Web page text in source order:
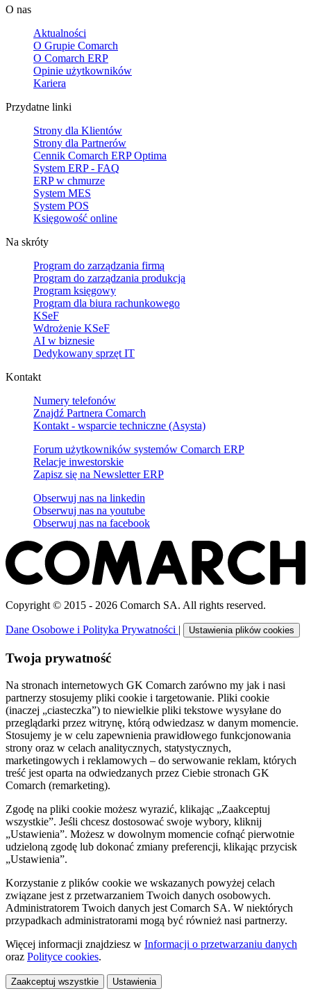
O nas
Aktualności
O Grupie Comarch
O Comarch ERP
Opinie użytkowników
Kariera
Przydatne linki
Strony dla Klientów
Strony dla Partnerów
Cennik Comarch ERP Optima
System ERP - FAQ
ERP w chmurze
System MES
System POS
Księgowość online
Na skróty
Program do zarządzania firmą
Program do zarządzania produkcją
Program księgowy
Program dla biura rachunkowego
KSeF
Wdrożenie KSeF
AI w biznesie
Dedykowany sprzęt IT
Kontakt
Numery telefonów
Znajdź Partnera Comarch
Kontakt - wsparcie techniczne (Asysta)
Forum użytkowników systemów Comarch ERP
Relacje inwestorskie
Zapisz się na Newsletter ERP
Obserwuj nas na linkedin
Obserwuj nas na youtube
Obserwuj nas na facebook
Copyright © 2015 - 2026 Comarch SA. All rights reserved.
Dane Osobowe i Polityka Prywatności | Ustawienia plików cookies
Twoja prywatność
Na stronach internetowych GK Comarch zarówno my jak i nasi
partnerzy stosujemy pliki cookie i targetowanie. Pliki cookie
(inaczej „ciasteczka”) to niewielkie pliki tekstowe wysyłane do
przeglądarki przez witrynę, którą odwiedzasz w danym momencie.
Stosujemy je w celu zapewnienia prawidłowego funkcjonowania
strony oraz w celach analitycznych, statystycznych,
marketingowych i reklamowych – do serwowanie reklam, których
treść jest oparta na odwiedzanych przez Ciebie stronach GK
Comarch (remarketing).
Zgodę na pliki cookie możesz wyrazić, klikając „Zaakceptuj
wszystkie”. Jeśli chcesz dostosować swoje wybory, kliknij
„Ustawienia”. Możesz w dowolnym momencie cofnąć pierwotnie
udzieloną zgodę lub dokonać zmiany preferencji, klikając przycisk
„Ustawienia”.
Korzystanie z plików cookie we wskazanych powyżej celach
związane jest z przetwarzaniem Twoich danych osobowych.
Administratorem Twoich danych jest Comarch SA. W niektórych
przypadkach administratorami mogą być również nasi partnerzy.
Więcej informacji znajdziesz w Informacji o przetwarzaniu danych
oraz Polityce cookies.
Zaakceptuj wszystkie Ustawienia